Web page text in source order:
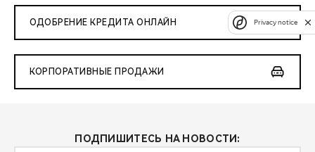
ОДОБРЕНИЕ КРЕДИТА ОНЛАЙН
КОРПОРАТИВНЫЕ ПРОДАЖИ
ПОДПИШИТЕСЬ НА НОВОСТИ:
Privacy notice